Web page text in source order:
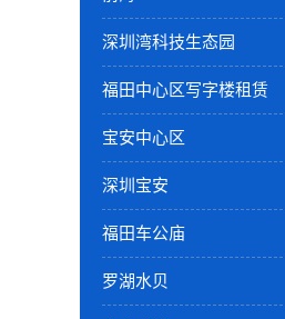
深圳湾科技生态园
福田中心区写字楼租赁
宝安中心区
深圳宝安
福田车公庙
罗湖水贝